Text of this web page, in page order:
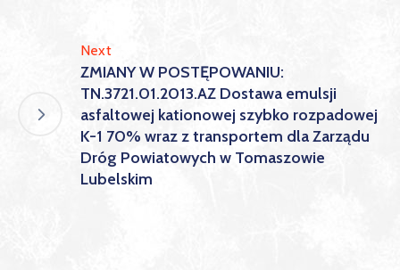
Next
ZMIANY W POSTĘPOWANIU:
TN.3721.01.2013.AZ Dostawa emulsji
asfaltowej kationowej szybko rozpadowej
K-1 70% wraz z transportem dla Zarządu
Dróg Powiatowych w Tomaszowie
Lubelskim